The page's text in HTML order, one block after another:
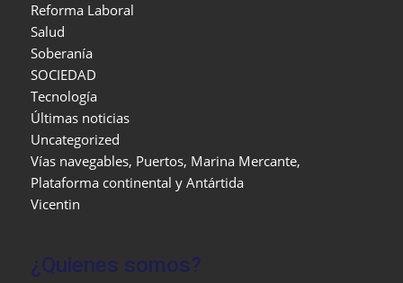
Reforma Laboral
Salud
Soberanía
SOCIEDAD
Tecnología
Últimas noticias
Uncategorized
Vías navegables, Puertos, Marina Mercante,
Plataforma continental y Antártida
Vicentin
¿Quienes somos?